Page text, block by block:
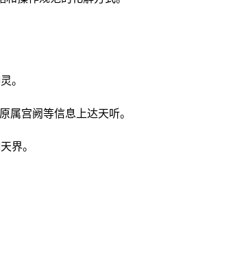
。
属宫阙等信息上达天听。
界。